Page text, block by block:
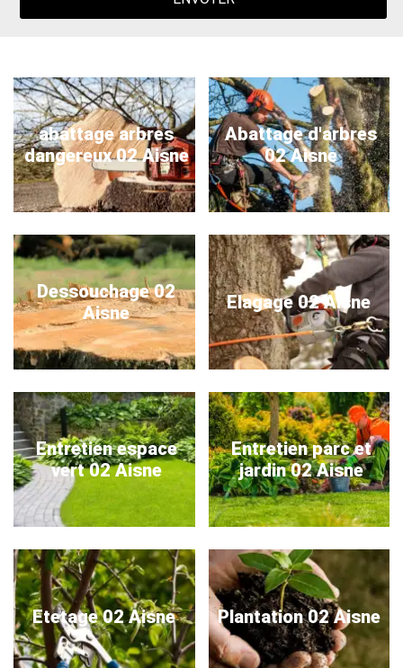
abattage arbres
dangereux 02 Aisne
Abattage d'arbres
02 Aisne
Dessouchage 02
Aisne
Elagage 02 Aisne
Entretien espace
vert 02 Aisne
Entretien parc et
jardin 02 Aisne
Etetage 02 Aisne Plantation 02 Aisne